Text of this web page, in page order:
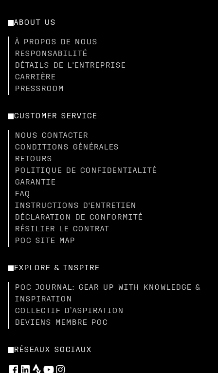
ABOUT US
À PROPOS DE NOUS
RESPONSABILITÉ
DÉTAILS DE L'ENTREPRISE
CARRIÈRE
PRESSROOM
CUSTOMER SERVICE
NOUS CONTACTER
CONDITIONS GÉNÉRALES
RETOURS
POLITIQUE DE CONFIDENTIALITÉ
GARANTIE
FAQ
INSTRUCTIONS D'ENTRETIEN
DÉCLARATION DE CONFORMITÉ
RÉSILIER LE CONTRAT
POC SITE MAP
EXPLORE & INSPIRE
POC JOURNAL: GEAR UP WITH KNOWLEDGE &
INSPIRATION
COLLECTIF D’ASPIRATION
DEVIENS MEMBRE POC
RÉSEAUX SOCIAUX